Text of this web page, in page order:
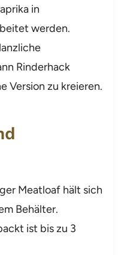
in
werden.
Rinderhack
Version zu kreieren.
Meatloaf hält sich
Behälter.
ist bis zu 3